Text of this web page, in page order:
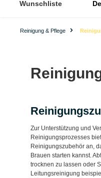
Wunschliste
Reinigung & Pflege
Zur Unterstützung und
Reinigungsprozesses
Reinigungszubehör an,
Brauen starten kannst.
trocknen zu lassen oder
Leitungsreinigung